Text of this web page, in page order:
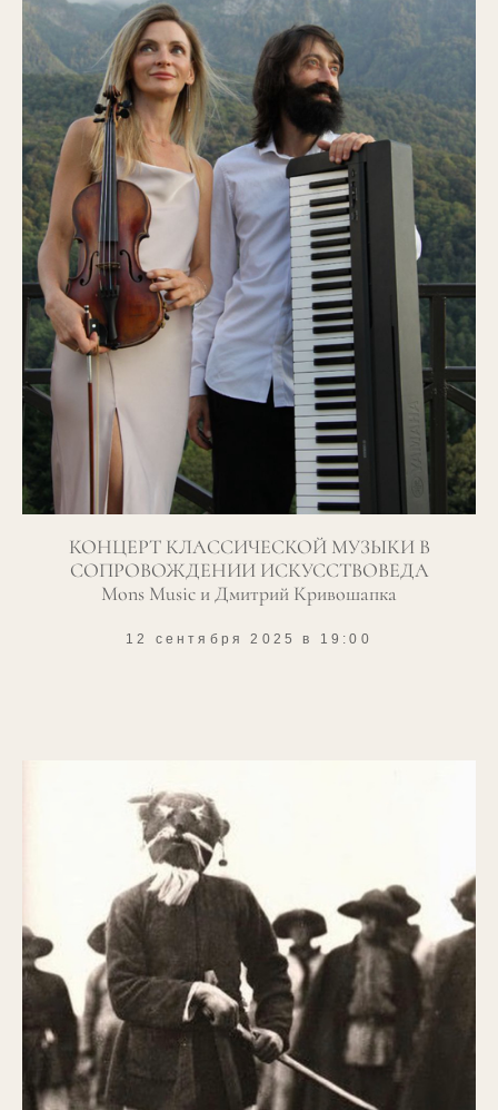
КОНЦЕРТ КЛАССИЧЕСКОЙ МУЗЫКИ В
СОПРОВОЖДЕНИИ ИСКУССТВОВЕДА
Mons Music и Дмитрий Кривошапка
12 сентября 2025 в 19:00